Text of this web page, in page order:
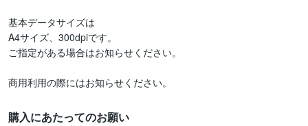
基本データサイズは
A4サイズ、300dpiです。
ご指定がある場合はお知らせください。
商用利用の際にはお知らせください。
購入にあたってのお願い